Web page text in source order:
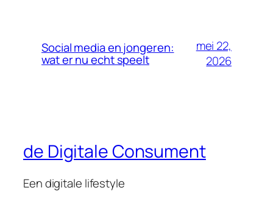
Social media en jongeren:
wat er nu echt speelt
mei 22,
2026
de Digitale Consument
Een digitale lifestyle